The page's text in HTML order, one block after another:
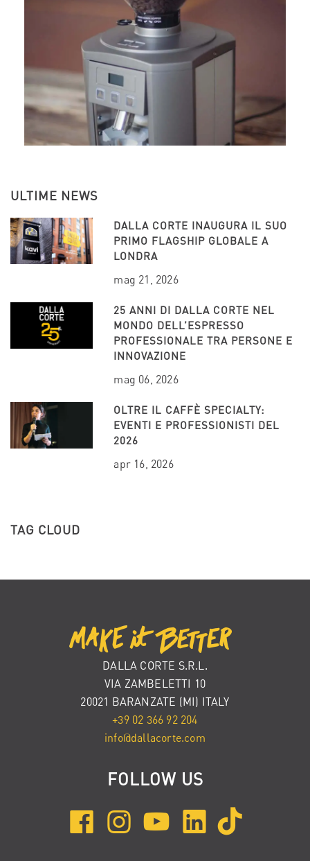
ULTIME NEWS
DALLA CORTE INAUGURA IL SUO
PRIMO FLAGSHIP GLOBALE A
LONDRA
mag 21, 2026
25 ANNI DI DALLA CORTE NEL
MONDO DELL’ESPRESSO
PROFESSIONALE TRA PERSONE E
INNOVAZIONE
mag 06, 2026
OLTRE IL CAFFÈ SPECIALTY:
EVENTI E PROFESSIONISTI DEL
2026
apr 16, 2026
TAG CLOUD
DALLA CORTE S.R.L.
VIA ZAMBELETTI 10
20021 BARANZATE (MI) ITALY
+39 02 366 92 204
info@dallacorte.com
FOLLOW US